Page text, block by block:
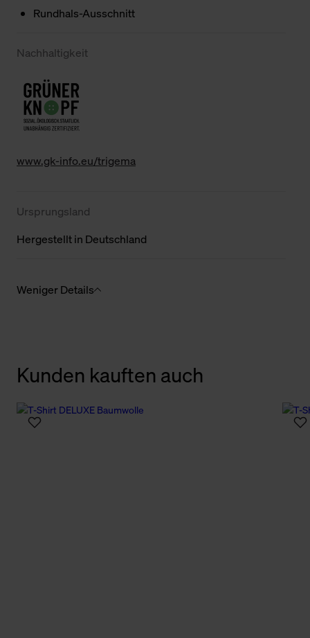
Rundhals-Ausschnitt
Nachhaltigkeit
www.gk-info.eu/trigema
Ursprungsland
Hergestellt in Deutschland
Weniger Details
Kunden kauften auch